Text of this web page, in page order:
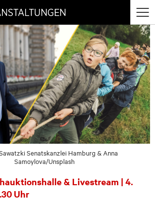
Menü
öffnen
Senatskanzlei Hamburg & Anna
Samoylova/Unsplash
& Livestream | 4.
Uhr